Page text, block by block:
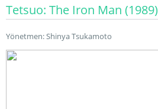
Tetsuo: The Iron Man (1989)
Yönetmen: Shinya Tsukamoto